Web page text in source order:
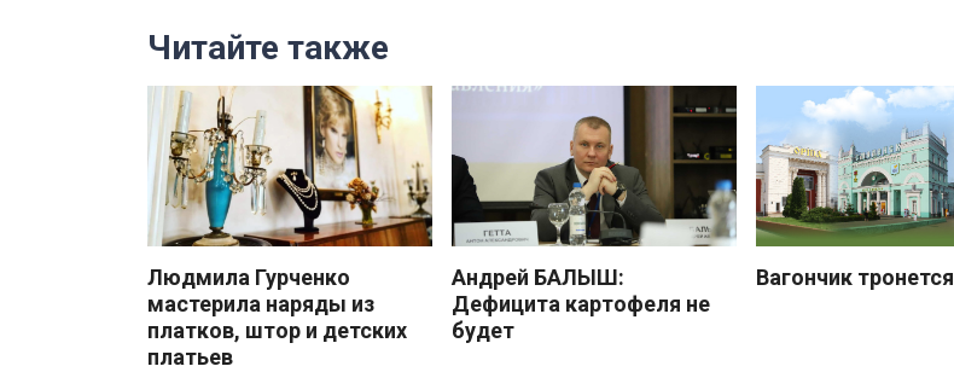
Читайте также
Людмила Гурченко
мастерила наряды из
платков, штор и детских
платьев
Андрей БАЛЫШ:
Дефицита картофеля не
будет
Вагончик тронется